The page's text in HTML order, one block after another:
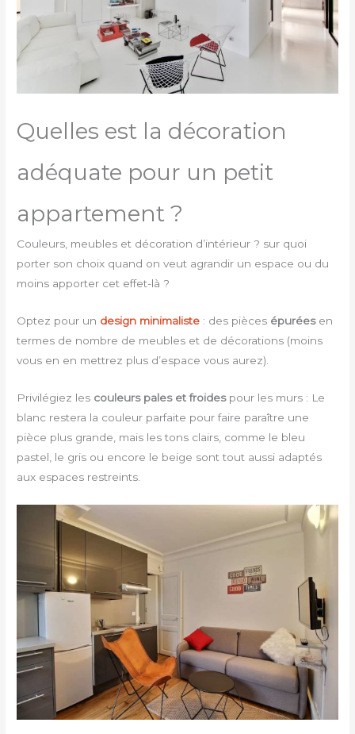
Quelles est la décoration
adéquate pour un petit
appartement ?
Couleurs, meubles et décoration d’intérieur ? sur quoi
porter son choix quand on veut agrandir un espace ou du
moins apporter cet effet-là ?
Optez pour un design minimaliste : des pièces épurées en
termes de nombre de meubles et de décorations (moins
vous en en mettrez plus d’espace vous aurez).
Privilégiez les couleurs pales et froidespour les murs : Le
blanc restera la couleur parfaite pour faire paraître une
pièce plus grande, mais les tons clairs, comme le bleu
pastel, le gris ou encore le beige sont tout aussi adaptés
aux espaces restreints.